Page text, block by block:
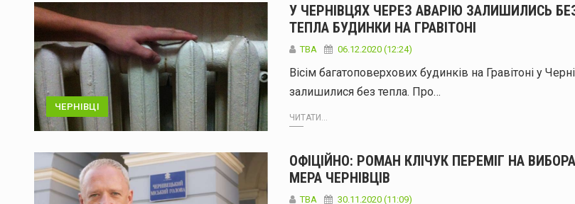
ЧЕРНІВЦІ
У ЧЕРНІВЦЯХ ЧЕРЕЗ АВАРІЮ ЗАЛИШИЛИСЬ
ТЕПЛА БУДИНКИ НА ГРАВІТОНІ
TBA 06.12.2020 (12:24)
Вісім багатоповерхових будинків на Гравітоні у
залишилися без тепла. Про…
ЧИТАТИ...
ОФІЦІЙНО: РОМАН КЛІЧУК ПЕРЕМІГ НА
МЕРА ЧЕРНІВЦІВ
TBA 30.11.2020 (11:09)